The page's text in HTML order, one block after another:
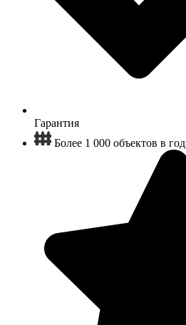
Гарантия
Более 1 000 объектов в год